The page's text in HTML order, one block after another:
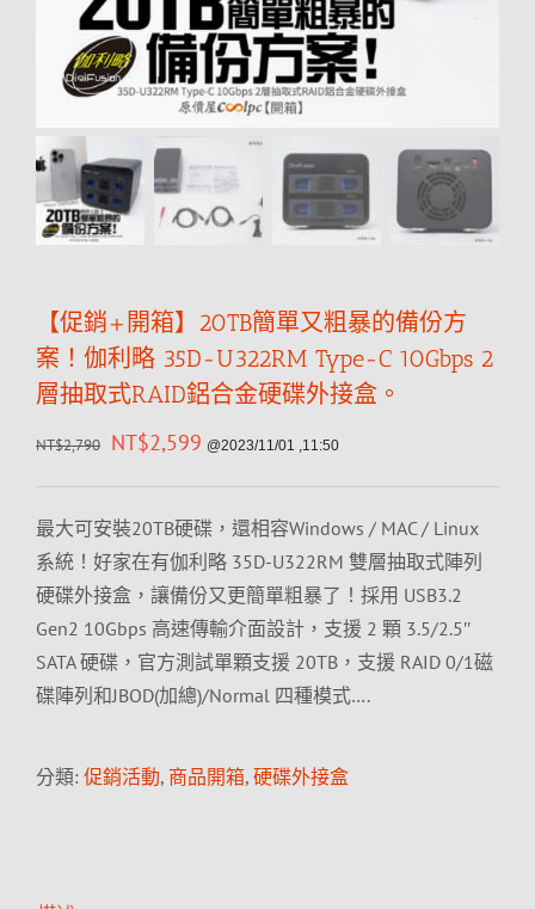
【促銷+開箱】20TB簡單又粗暴的備份方
案！伽利略 35D-U322RM Type-C 10Gbps 2
層抽取式RAID鋁合金硬碟外接盒。
NT$2,790 NT$2,599 @2023/11/01 ,11:50
最大可安裝20TB硬碟，還相容Windows / MAC / Linux
系統！好家在有伽利略 35D-U322RM 雙層抽取式陣列
硬碟外接盒，讓備份又更簡單粗暴了！採用 USB3.2
Gen2 10Gbps 高速傳輸介面設計，支援 2 顆 3.5/2.5″
SATA 硬碟，官方測試單顆支援 20TB，支援 RAID 0/1磁
碟陣列和JBOD(加總)/Normal 四種模式….
分類: 促銷活動, 商品開箱, 硬碟外接盒